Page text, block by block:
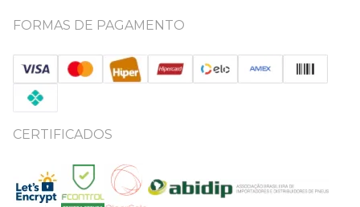
FORMAS DE PAGAMENTO
CERTIFICADOS